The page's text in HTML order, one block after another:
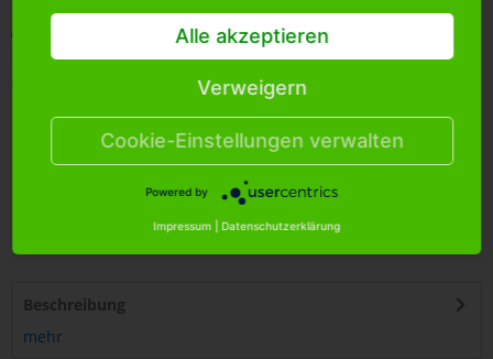
1600020
Bestands-Info:
292
150
250255 434501
Beschreibung
mehr
Alle akzeptieren
Verweigern
Cookie-Einstellungen verwalten
Powered by
Impressum Datenschutzerklärung